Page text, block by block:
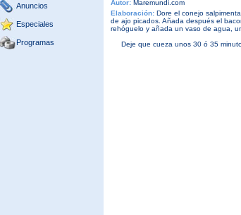
Anuncios
Especiales
Programas
Autor:Maremundi.com
Elaboración:Dore el conejo
de ajo picados. Añada después el
rehóguelo y añada un vaso de agua,
Deje que cueza unos 30 ó 35